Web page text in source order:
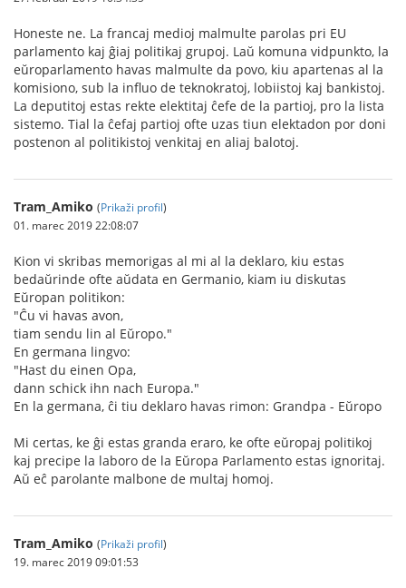
Honeste ne. La francaj medioj malmulte parolas pri EU
parlamento kaj ĝiaj politikaj grupoj. Laŭ komuna vidpunkto, la
eŭroparlamento havas malmulte da povo, kiu apartenas al la
komisiono, sub la influo de teknokratoj, lobiistoj kaj bankistoj.
La deputitoj estas rekte elektitaj ĉefe de la partioj, pro la lista
sistemo. Tial la ĉefaj partioj ofte uzas tiun elektadon por doni
postenon al politikistoj venkitaj en aliaj balotoj.
Tram_Amiko (Prikaži profil)
01. marec 2019 22:08:07
Kion vi skribas memorigas al mi al la deklaro, kiu estas
bedaŭrinde ofte aŭdata en Germanio, kiam iu diskutas
Eŭropan politikon:
"Ĉu vi havas avon,
tiam sendu lin al Eŭropo."
En germana lingvo:
"Hast du einen Opa,
dann schick ihn nach Europa."
En la germana, ĉi tiu deklaro havas rimon: Grandpa - Eŭropo
Mi certas, ke ĝi estas granda eraro, ke ofte eŭropaj politikoj
kaj precipe la laboro de la Eŭropa Parlamento estas ignoritaj.
Aŭ eĉ parolante malbone de multaj homoj.
Tram_Amiko (Prikaži profil)
19. marec 2019 09:01:53